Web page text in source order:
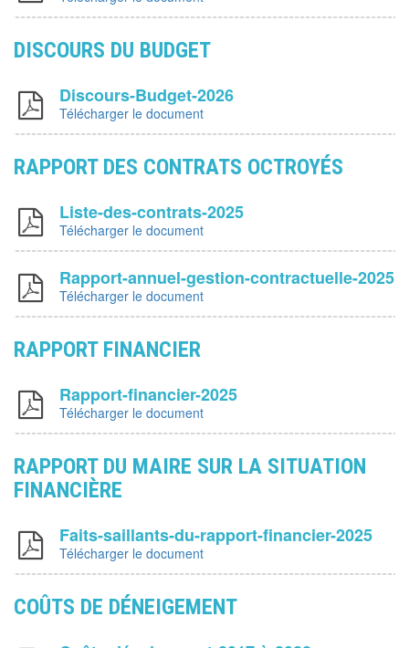
DISCOURS DU BUDGET
Discours-Budget-2026
Télécharger le document
RAPPORT DES CONTRATS OCTROYÉS
Liste-des-contrats-2025
Télécharger le document
Rapport-annuel-gestion-contractuelle-2025
Télécharger le document
RAPPORT FINANCIER
Rapport-financier-2025
Télécharger le document
RAPPORT DU MAIRE SUR LA SITUATION
FINANCIÈRE
Faits-saillants-du-rapport-financier-2025
Télécharger le document
COÛTS DE DÉNEIGEMENT